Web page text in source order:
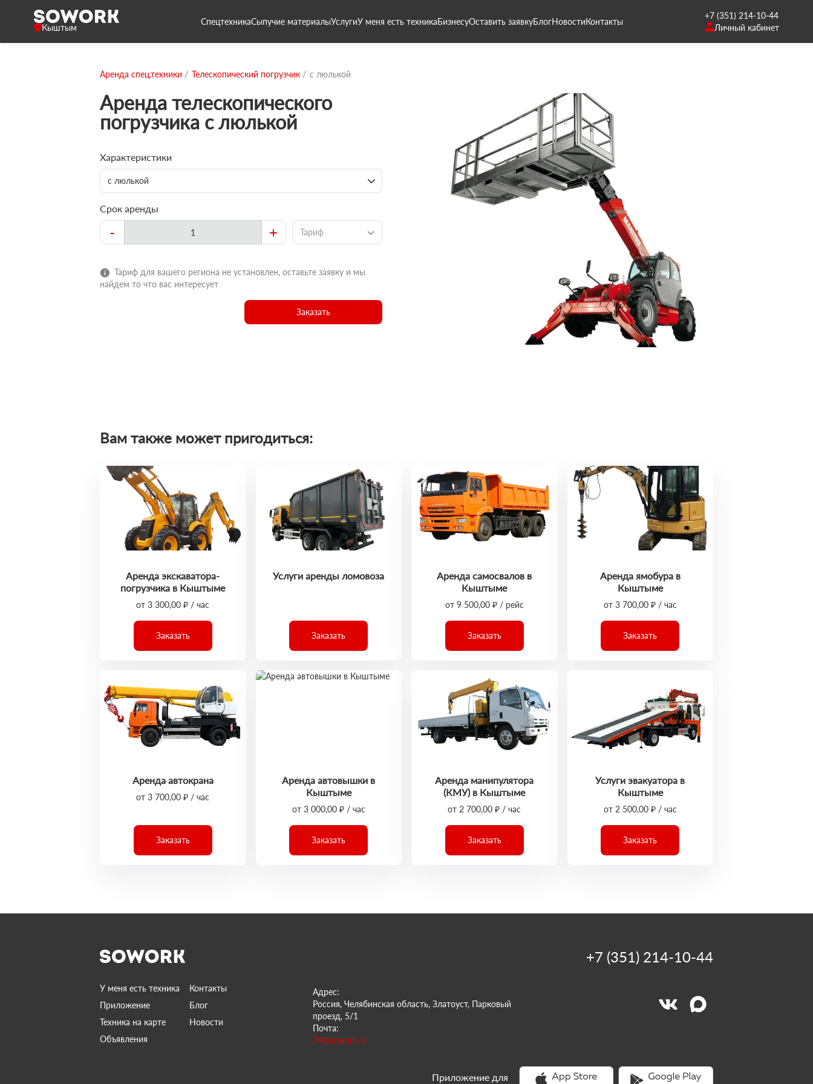
Кыштым
СпецтехникаСыпучие материалыУслугиУ меня есть техникаБизнесуОставить заявкуБлогНовостиКонтакты
+7 (351) 214-10-44
Личный кабинет
Аренда спец.техники Телескопический погрузчик с люлькой
Аренда телескопического
погрузчика с люлькой
Характеристики
с люлькой
Срок аренды
- + Тариф
Тариф для вашего региона не установлен, оставьте заявку и мы
найдем то что вас интересует
Заказать
Вам также может пригодиться:
Аренда экскаватора-
погрузчика в Кыштыме
от 3 300,00 ₽ / час
Заказать
Услуги аренды ломовоза
Заказать
Аренда самосвалов в
Кыштыме
от 9 500,00 ₽ / рейс
Заказать
Аренда ямобура в
Кыштыме
от 3 700,00 ₽ / час
Заказать
Аренда автокрана
от 3 700,00 ₽ / час
Заказать
Аренда автовышки в
Кыштыме
от 3 000,00 ₽ / час
Заказать
Аренда манипулятора
(КМУ) в Кыштыме
от 2 700,00 ₽ / час
Заказать
Услуги эвакуатора в
Кыштыме
от 2 500,00 ₽ / час
Заказать
У меня есть техника
Контакты
Приложение
Блог
Техника на карте
Новости
Объявления
Адрес:
Россия, Челябинская область, Златоуст, Парковый
проезд, 5/1
Почта:
74@sowork.ru
+7 (351) 214-10-44
Приложение для